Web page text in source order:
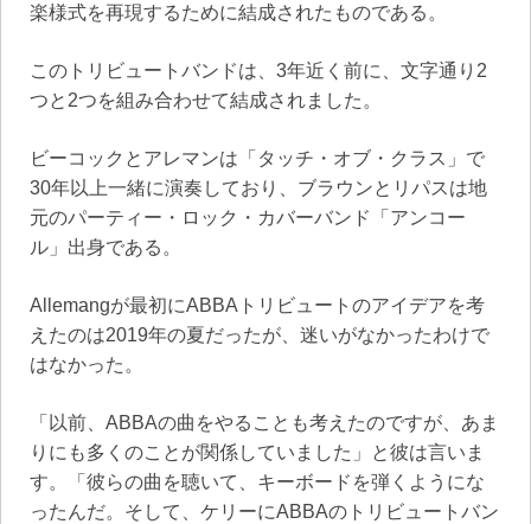
楽様式を再現するために結成されたものである。
このトリビュートバンドは、3年近く前に、文字通り2
つと2つを組み合わせて結成されました。
ビーコックとアレマンは「タッチ・オブ・クラス」で
30年以上一緒に演奏しており、ブラウンとリパスは地
元のパーティー・ロック・カバーバンド「アンコー
ル」出身である。
Allemangが最初にABBAトリビュートのアイデアを考
えたのは2019年の夏だったが、迷いがなかったわけで
はなかった。
「以前、ABBAの曲をやることも考えたのですが、あま
りにも多くのことが関係していました」と彼は言いま
す。「彼らの曲を聴いて、キーボードを弾くようにな
ったんだ。そして、ケリーにABBAのトリビュートバン